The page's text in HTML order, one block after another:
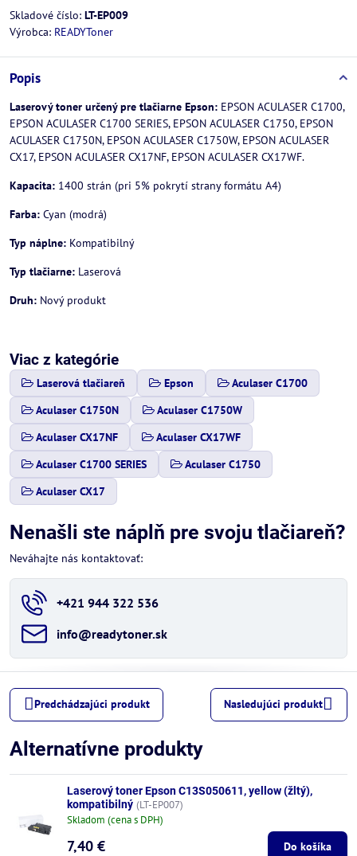
Skladové číslo: LT-EP009
Výrobca: READYToner
Popis
Laserový toner určený pre tlačiarne Epson: EPSON ACULASER C1700,
EPSON ACULASER C1700 SERIES, EPSON ACULASER C1750, EPSON
ACULASER C1750N, EPSON ACULASER C1750W, EPSON ACULASER
CX17, EPSON ACULASER CX17NF, EPSON ACULASER CX17WF.
Kapacita: 1400 strán (pri 5% pokrytí strany formátu A4)
Farba: Cyan (modrá)
Typ náplne: Kompatibilný
Typ tlačiarne: Laserová
Druh: Nový produkt
Viac z kategórie
Laserová tlačiareň Epson
Aculaser C1700
Aculaser C1750N
Aculaser C1750W
Aculaser CX17NF
Aculaser CX17WF
Aculaser C1700 SERIES
Aculaser C1750
Aculaser CX17
Nenašli ste náplň pre svoju tlačiareň?
Neváhajte nás kontaktovať:
+421 944 322 536
info​@readytoner​.sk
Predchádzajúci produkt Nasledujúci produkt
Alternatívne produkty
Laserový toner Epson C13S050611, yellow (žltý),
kompatibilný (LT-EP007)
Skladom (cena s DPH)
7,40 € Do košíka